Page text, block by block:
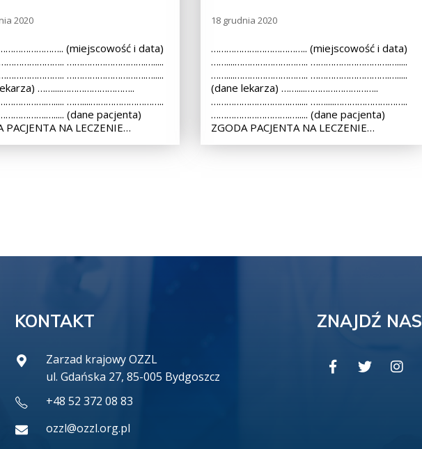
2020
(miejscowość i data)
………………………….….....
………………………….….....
……....………………………..
……....………………………..
(dane pacjenta)
PACJENTA NA LECZENIE…
18 grudnia 2020
……………………………….. (miejscowość i data)
……....……………………….. ………………………….….....
……....……………………….. ………………………….….....
(dane lekarza) ……....………………………..
………………………….…..... ……....………………………..
………………………….…..... (dane pacjenta)
ZGODA PACJENTA NA LECZENIE…
KONTAKT
Zarzad krajowy OZZL
ul. Gdańska 27, 85-005 Bydgoszcz
+48 52 372 08 83
ozzl@ozzl.org.pl
ZNAJDŹ NAS